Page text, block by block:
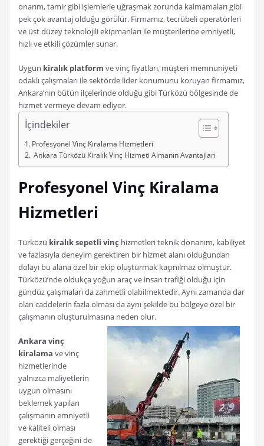
onarım, tamir gibi işlemlerle uğraşmak zorunda kalmamaları gibi
pek çok avantaj olduğu görülür. Firmamız, tecrübeli operatörleri
ve üst düzey teknolojili ekipmanları ile müşterilerine emniyetli,
hızlı ve etkili çözümler sunar.
Uygun kiralık platform ve vinç fiyatları, müşteri memnuniyeti
odaklı çalışmaları ile sektörde lider konumunu koruyan firmamız,
Ankara’nın bütün ilçelerinde olduğu gibi Türközü bölgesinde de
hizmet vermeye devam ediyor.
İçindekiler
Profesyonel Vinç Kiralama Hizmetleri
Ankara Türközü Kiralık Vinç Hizmeti Almanın Avantajları
Profesyonel Vinç Kiralama
Hizmetleri
Türközü kiralık sepetli vinç hizmetleri teknik donanım, kabiliyet
ve fazlasıyla deneyim gerektiren bir hizmet alanı olduğundan
dolayı bu alana özel bir ekip oluşturmak kaçınılmaz olmuştur.
Türközü’nde oldukça yoğun araç ve insan trafiği olduğu için
gündüz çalışmaları da zahmetli olabilmektedir. Aynı zamanda dar
olan caddelerin fazla olması da aynı şekilde bu bölgeye özel bir
çalışmanın oluşturulmasına neden olur.
Ankara vinç
kiralama ve vinç
hizmetlerinde
yalnızca maliyetlerin
uygun olmasını
beklemek yapılan
çalışmanın emniyetli
ve kaliteli olması
gerektiği gerçeğini de